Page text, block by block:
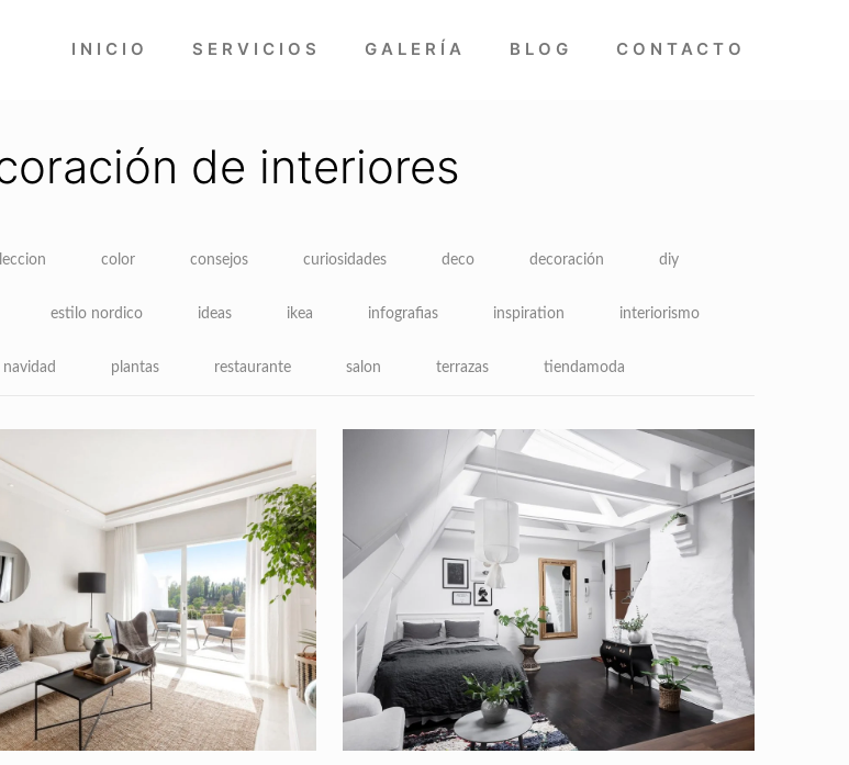
INICIO SERVICIOS GALERÍA BLOG CONTACTO
de interiores
color consejos curiosidades deco decoración diy
estilo nordico ideas ikea infografias inspiration interiorismo
navidad plantas restaurante salon terrazas tiendamoda